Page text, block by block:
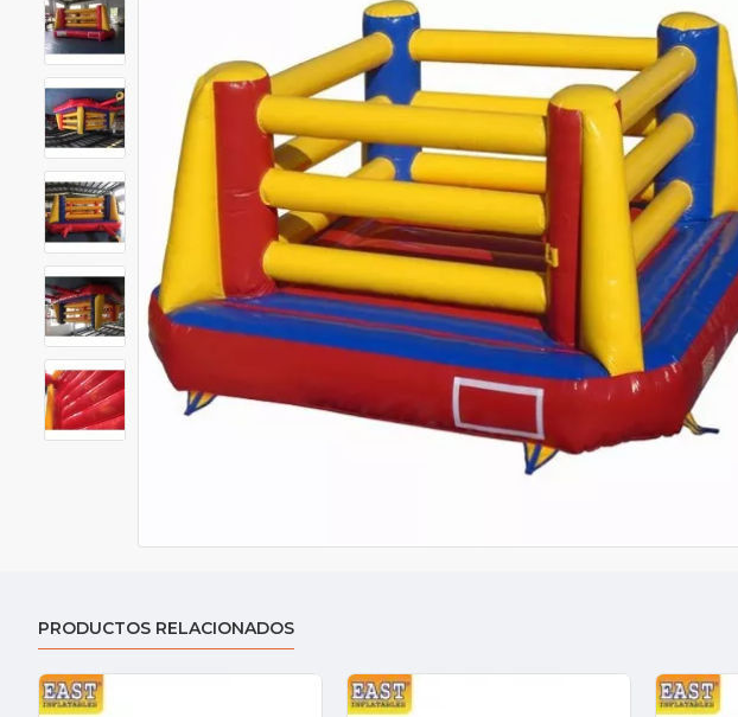
PRODUCTOS RELACIONADOS